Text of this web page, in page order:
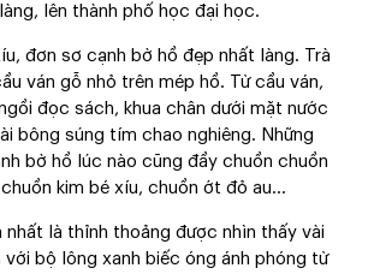
lên thành phố học đại học.
đơn sơ cạnh bờ hồ đẹp nhất làng. Trà
ván gỗ nhỏ trên mép hồ. Từ cầu ván,
đọc sách, khua chân dưới mặt nước
bông súng tím chao nghiêng. Những
bờ hồ lúc nào cũng đầy chuồn chuồn
kim bé xíu, chuồn ớt đỏ au…
nhất là thỉnh thoảng được nhìn thấy vài
bộ lông xanh biếc óng ánh phóng từ